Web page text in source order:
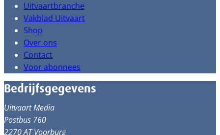
Uitvaartbranche
Vakblad Uitvaart
Shop
Over ons
Contact
Voor abonnees
Bedrijfsgegevens
Uitvaart Media
Postbus 760
2270 AT Voorburg